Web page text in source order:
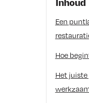
Inhoud
Een
Hoe
Het